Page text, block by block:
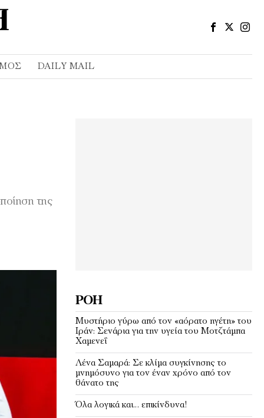
DAILY MAIL
της
ΡΟΉ
Μυστήριο γύρω από τον «αόρατο ηγέτη» του
Ιράν: Σενάρια για την υγεία του Μοτζτάμπα
Χαμενεΐ
Λένα Σαμαρά: Σε κλίμα συγκίνησης το
μνημόσυνο για τον έναν χρόνο από τον
θάνατο της
Όλα λογικά και… επικίνδυνα!